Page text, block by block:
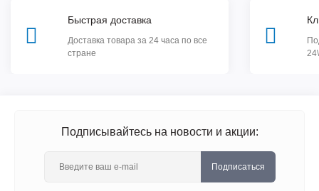
Быстрая доставка
Доставка товара за 24 часа по все
стране
Подписывайтесь на новости и акции:
Подписаться